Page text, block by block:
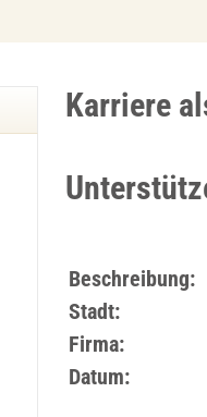
Karriere
Beschreibung:
Stadt:
Firma:
Datum: